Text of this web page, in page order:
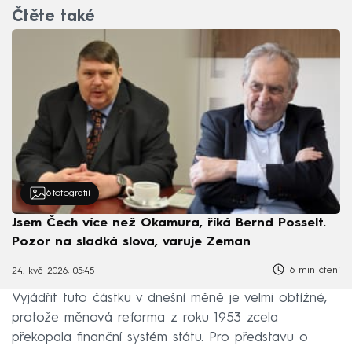
Čtěte také
6 fotografií
Jsem Čech více než Okamura, říká Bernd Posselt.
Pozor na sladká slova, varuje Zeman
24. kvě 2026, 05:45 6 min čtení
Vyjádřit tuto částku v dnešní měně je velmi obtížné,
protože měnová reforma z roku 1953 zcela
překopala finanční systém státu. Pro představu o